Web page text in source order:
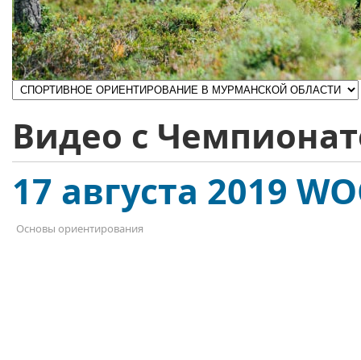
Видео с
17 августа 2019
Основы ориентирования